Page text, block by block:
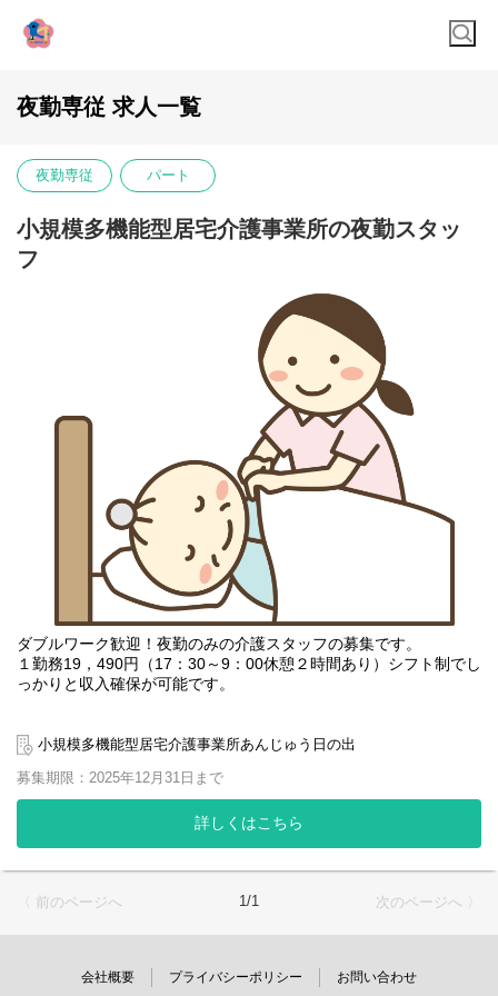
夜勤専従 求人一覧
夜勤専従 パート
小規模多機能型居宅介護事業所の夜勤スタッ
フ
ダブルワーク歓迎！夜勤のみの介護スタッフの募集です。
１勤務19，490円（17：30～9：00休憩２時間あり）シフト制でし
っかりと収入確保が可能です。
ビスを組み合わせ、ひとつの事業所でまかなうのが小規模多機能
型居宅介護です。
日常生活の食事や入浴、排泄介助等をサポートし、必要なときに
必要なサービスを柔軟に対応するお仕事です。
ービス同行も実施しております！
また、10代から60代の方まで幅広い年齢の方が介護スタッフとし
アップの機会となります。
小規模多機能型居宅介護事業所あんじゅう日の出
募集期限：2025年12月31日まで
詳しくはこちら
〈 前のページへ 1/1 次のページへ 〉
会社概要 プライバシーポリシー お問い合わせ